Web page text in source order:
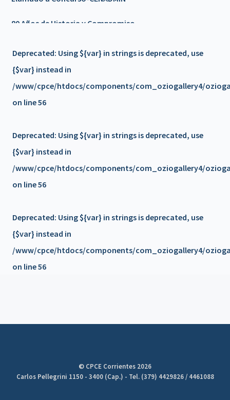
80 Años de Historia y Compromiso
Llamado a Concurso-CENCYA
Feriado 9 de Julio
Nuevo servicio - PLATAFORMA DE FORMACION/a>
Campaña Solidaria de Donación de Sangre
📍 Reunión de Junta de Gobierno de la FACPCE – Mendoza
SUPERMERCADOS
Deprecated: Using ${var} in strings is deprecated, use
{$var} instead in
/www/cpce/htdocs/components/com_oziogallery4/
on line56
Deprecated: Using ${var} in strings is deprecated, use
{$var} instead in
/www/cpce/htdocs/components/com_oziogallery4/
on line56
Deprecated: Using ${var} in strings is deprecated, use
{$var} instead in
/www/cpce/htdocs/components/com_oziogallery4/
on line56
© CPCE Corrientes 2026
Carlos Pellegrini 1150 - 3400 (Cap.) - Tel. (379) 4429826 / 4461088